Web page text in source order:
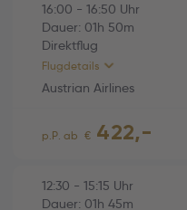
HINFLUG (Direktflug)
Austrian Airlines (OS769)
Fr., 02.10.2026
15:15 Varna (VAR)
16:00 - 16:50 Uhr
Dauer: 01h 50m
Direktflug
Flugdetails
Austrian Airlines
RÜCKFLUG (Direktflug)
Austrian Airlines (OS770)
p.P. ab € 422,-
12:30 - 15:15 Uhr
Dauer: 01h 45m